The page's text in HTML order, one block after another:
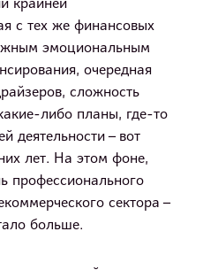
крайней
с тех же финансовых
эмоциональным
очередная
сложность
либо планы, где-то
деятельности – вот
лет. На этом фоне,
профессионального
сектора –
больше.